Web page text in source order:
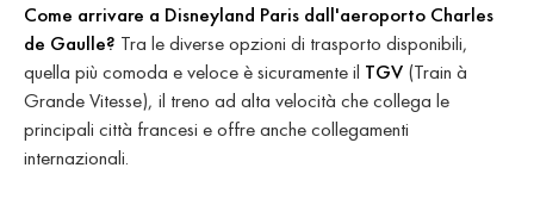
Come arrivare a Disneyland Paris dall'aeroporto Charles
de Gaulle? Tra le diverse opzioni di trasporto disponibili,
quella più comoda e veloce è sicuramente il TGV (Train à
Grande Vitesse), il treno ad alta velocità che collega le
principali città francesi e offre anche collegamenti
internazionali.